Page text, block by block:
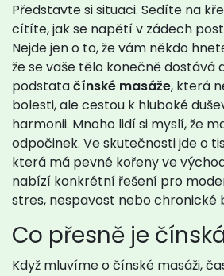
Představte si situaci. Sedíte na
cítíte, jak se napětí v zádech
Nejde jen o to, že vám někdo
že se vaše tělo konečně dostává
podstatačínské masáže, která
bolesti, ale cestou k hluboké
harmonii. Mnoho lidí si myslí, že
odpočinek. Ve skutečnosti jde o
která má pevné kořeny ve
nabízí konkrétní řešení pro
stres, nespavost nebo chronické
Co přesně je
Když mluvíme o čínské masáži,